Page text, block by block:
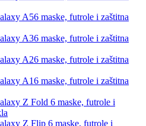
A56 maske, futrole i zaštitna
A36 maske, futrole i zaštitna
A26 maske, futrole i zaštitna
A16 maske, futrole i zaštitna
Z Fold 6 maske, futrole i
Z Flip 6 maske, futrole i